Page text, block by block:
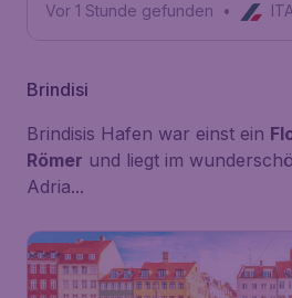
Vor 1 Stunde gefunden •
Brindisi
Brindisis Hafen war einst ein
Römer und liegt im
Adria...